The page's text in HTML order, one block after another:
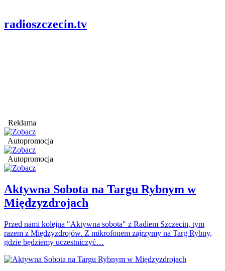
radioszczecin.tv
Reklama
Autopromocja
Autopromocja
Aktywna Sobota na Targu Rybnym w
Międzyzdrojach
Przed nami kolejna "Aktywna sobota" z Radiem Szczecin, tym
razem z Międzyzdrojów. Z mikrofonem zajrzymy na Targ Rybny,
gdzie będziemy uczestniczyć…